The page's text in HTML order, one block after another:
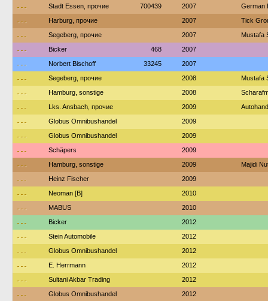
--- Stadt Essen, прочие 700439 2007 German
--- Harburg, прочие 2007 Tick
--- Segeberg, прочие 2007 Mustafa
--- Bicker 468 2007
--- Norbert Bischoff 33245 2007
--- Segeberg, прочие 2008 Mustafa
--- Hamburg, sonstige 2008
--- Lks. Ansbach, прочие 2009
--- Globus Omnibushandel 2009
--- Globus Omnibushandel 2009
--- Schäpers 2009
--- Hamburg, sonstige 2009 Majidi
--- Heinz Fischer 2009
--- Neoman [B] 2010
--- MABUS 2010
--- Bicker 2012
--- Stein Automobile 2012
--- Globus Omnibushandel 2012
--- E. Herrmann 2012
--- Sultani Akbar Trading 2012
--- Globus Omnibushandel 2012